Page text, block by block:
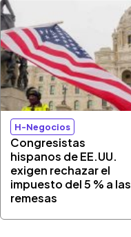
H-Negocios
Congresistas
hispanos de EE.UU.
exigen rechazar el
impuesto del 5 % a las
remesas